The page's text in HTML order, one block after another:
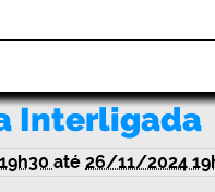
Interligada
até 26/11/2024